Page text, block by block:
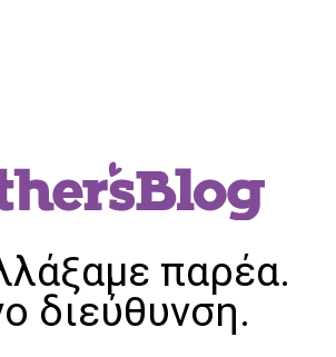
παρέα.
διεύθυνση.